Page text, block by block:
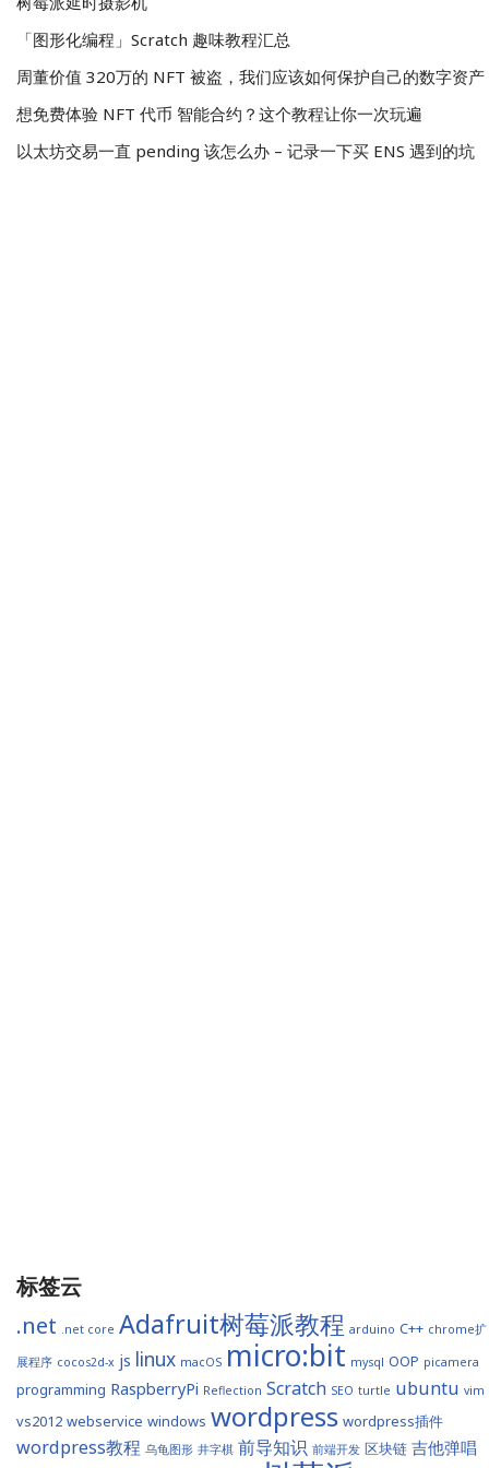
「图形化编程」Scratch 趣味教程汇总
周董价值 320万的 NFT 被盗，我们应该如何保护自己的数字资产
想免费体验 NFT 代币 智能合约？这个教程让你一次玩遍
以太坊交易一直 pending 该怎么办 – 记录一下买 ENS 遇到的坑
标签云
.net
.net core Adafruit树莓派教程 arduino C++ chrome扩
展程序 cocos2d-x js linux macOS micro:bit mysql OOP picamera
programming RaspberryPi Reflection Scratch SEO turtle ubuntu vim
vs2012 webservice windows wordpress wordpress插件
wordpress教程 乌龟图形 井字棋 前导知识 前端开发 区块链 吉他弹唱